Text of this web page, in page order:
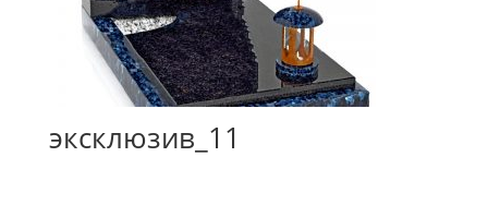
эксклюзив_11